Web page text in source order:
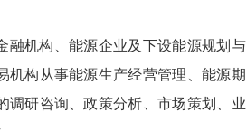
融机构、能源企业及下设能源规划与
机构从事能源生产经营管理、能源期
调研咨询、政策分析、市场策划、业